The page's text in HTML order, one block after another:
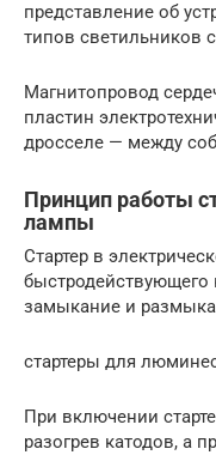
представление об
типов
Магнитопровод
пластин
дросселе — между
Принцип работы
лампы
Стартер в
быстродействующего
замыкание и
стартеры для
При включении
разогрев катодов, а